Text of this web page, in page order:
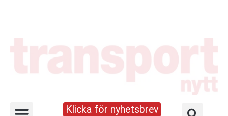
Klicka för nyhetsbrev